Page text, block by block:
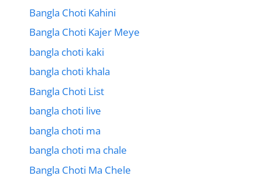
Bangla Choti Kahini
Bangla Choti Kajer Meye
bangla choti kaki
bangla choti khala
Bangla Choti List
bangla choti live
bangla choti ma
bangla choti ma chale
Bangla Choti Ma Chele